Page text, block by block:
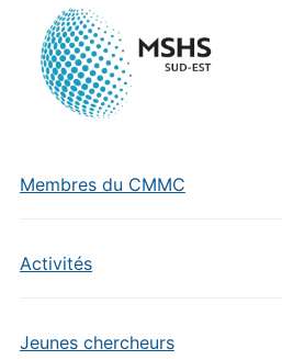
Membres du CMMC
Activités
Jeunes chercheurs